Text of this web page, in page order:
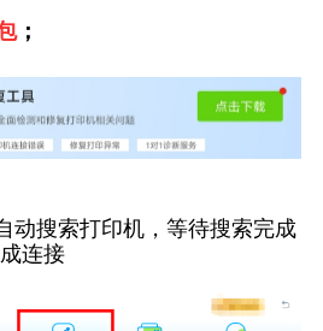
；
动搜索打印机，等待搜索完成
连接